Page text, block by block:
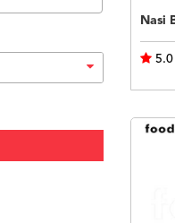
Nasi
5.0